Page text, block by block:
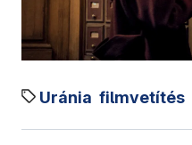
Uránia filmvetítés